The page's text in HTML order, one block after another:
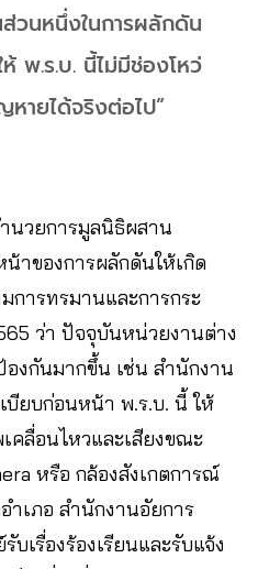
วนหนึ่งในการผลักดัน
พ.ร.บ. นี้ไม่มีช่องโหว่
ายได้จริงต่อไป”
นวยการมูลนิธิผสาน
าของการผลักดันให้เกิด
การทรมานและการกระ
ว่า ปัจจุบันหน่วยงานต่าง
องกันมากขึ้น เช่น สำนักงาน
บียบก่อนหน้า พ.ร.บ. นี้ ให้
คลื่อนไหวและเสียงขณะ
หรือ กล้องสังเกตการณ์
ำเภอ สำนักงานอัยการ
เรื่องร้องเรียนและรับแจ้ง